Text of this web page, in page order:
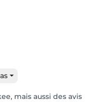
mais aussi des avis